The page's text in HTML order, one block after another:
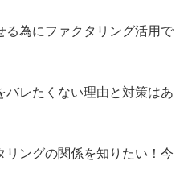
る為にファクタリング活用で
バレたくない理由と対策はあ
リングの関係を知りたい！今